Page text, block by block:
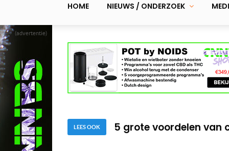
(advertentie)
HOME NIEUWS / ONDERZOEK
LEES OOK
5 redenen om te
7 tips: optimaal wiet
5 redenen om te